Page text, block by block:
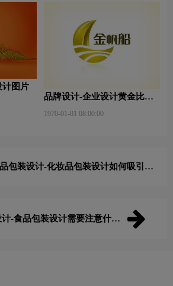
计图片
品牌设计-企业设计黄金比例
1970-01-01 08:00:00
包装设计-化妆品包装设计如何吸引消
-食品包装设计需要注意什